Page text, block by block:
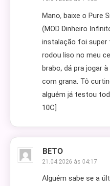
Mano, baixe o Pure
(MOD Dinheiro
instalação foi super
rodou liso no meu
brabo, dá pra jogar
com grana. Tô
alguém já testou
10C]
BETO
21.04.2026 às 04:17
Alguém sabe se a